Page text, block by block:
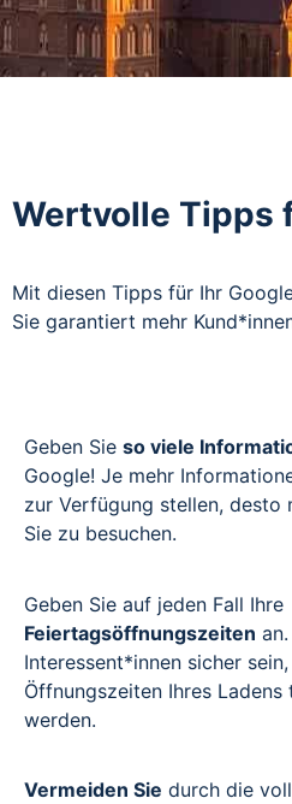
Wertvolle Tipps
Mit diesen Tipps für Ihr
Sie garantiert mehr
Geben Sie so viele
Google! Je mehr
zur Verfügung stellen, desto
Sie zu besuchen.
Geben Sie auf jeden Fall Ihre
Feiertagsöffnungszeiten
Interessent*innen sicher
Öffnungszeiten Ihres
werden.
Vermeiden Sie durch die